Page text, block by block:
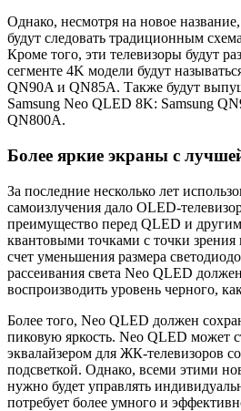
Однако, несмотря на новое
будут следовать традиционным
Кроме того, эти телевизоры будут
сегменте 4K модели будут
QN90A и QN85A. Также будут
Samsung Neo QLED 8K: Samsung
QN800A.
Более яркие экраны с
За последние несколько лет
самоизлучения дало OLED-
преимущество перед QLED и
квантовыми точками с точки зрения
счет уменьшения размера
рассеивания света Neo QLED
воспроизводить уровень черного,
Более того, Neo QLED должен
пиковую яркость. Neo QLED может
эквалайзером для ЖК-телевизоров
подсветкой. Однако, всеми этими
нужно будет управлять
потребует более умного и